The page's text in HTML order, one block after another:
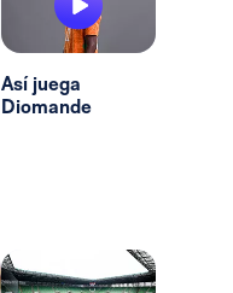
Así juega
Diomande